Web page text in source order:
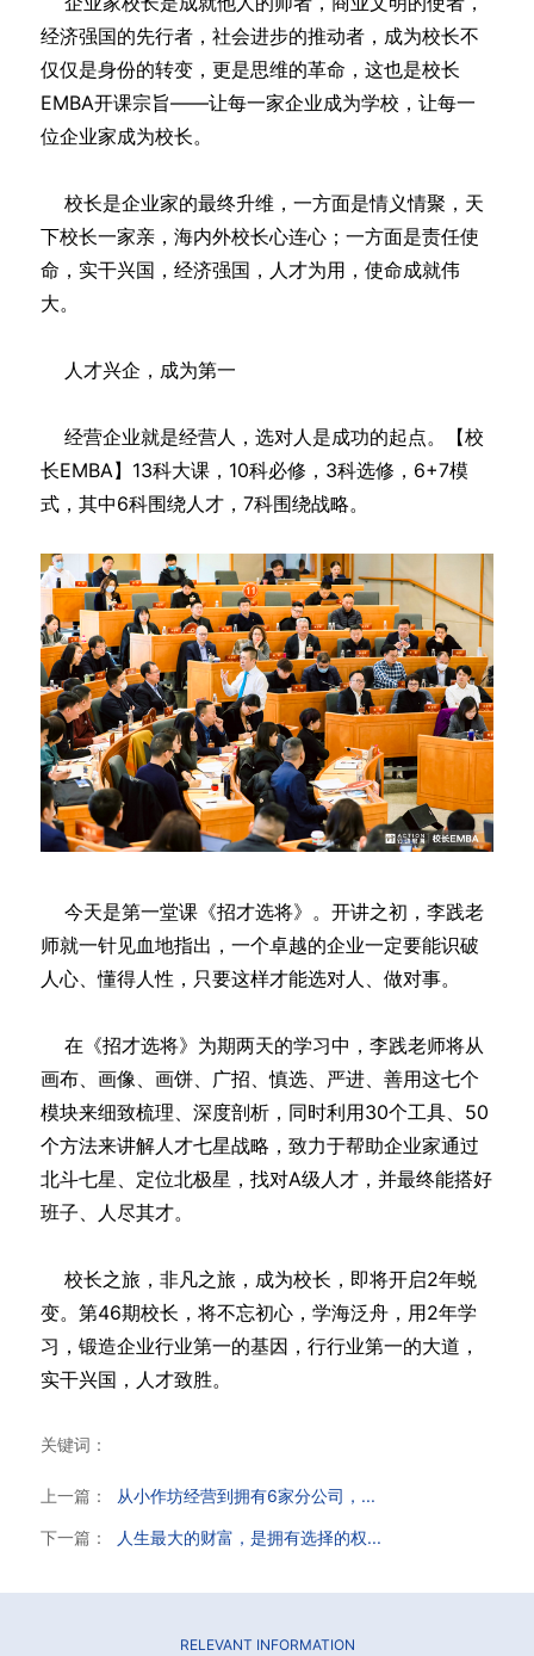
经济强国的先行者，社会进步的推动者，成为校长不
仅仅是身份的转变，更是思维的革命，这也是校长
EMBA开课宗旨——让每一家企业成为学校，让每一
位企业家成为校长。
校长是企业家的最终升维，一方面是情义情聚，天
下校长一家亲，海内外校长心连心；一方面是责任使
命，实干兴国，经济强国，人才为用，使命成就伟
大。
人才兴企，成为第一
经营企业就是经营人，选对人是成功的起点。【校
长EMBA】13科大课，10科必修，3科选修，6+7模
式，其中6科围绕人才，7科围绕战略。
今天是第一堂课《招才选将》。开讲之初，李践老
师就一针见血地指出，一个卓越的企业一定要能识破
人心、懂得人性，只要这样才能选对人、做对事。
在《招才选将》为期两天的学习中，李践老师将从
画布、画像、画饼、广招、慎选、严进、善用这七个
模块来细致梳理、深度剖析，同时利用30个工具、50
个方法来讲解人才七星战略，致力于帮助企业家通过
北斗七星、定位北极星，找对A级人才，并最终能搭好
班子、人尽其才。
校长之旅，非凡之旅，成为校长，即将开启2年蜕
变。第46期校长，将不忘初心，学海泛舟，用2年学
习，锻造企业行业第一的基因，行行业第一的大道，
实干兴国，人才致胜。
关键词：
上一篇： 从小作坊经营到拥有6家分公司，...
下一篇： 人生最大的财富，是拥有选择的权...
RELEVANT INFORMATION